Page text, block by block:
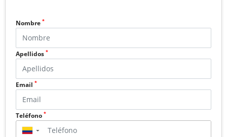
Nombre *
Apellidos *
Email *
Teléfono *
▼